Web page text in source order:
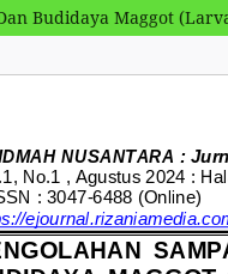
Budidaya Maggot